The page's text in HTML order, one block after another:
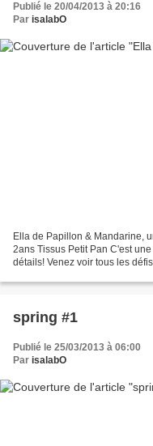
Publié le 20/04/2013 à 20:16
Par isalabO
Ella de Papillon & Mandarine,
2ans Tissus Petit Pan C'est
détails! Venez voir tous les
spring #1
Publié le 25/03/2013 à 06:00
Par isalabO